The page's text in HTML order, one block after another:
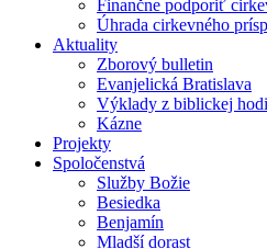
Finančne podporiť
Úhrada cirkevného
Aktuality
Zborový bulletin
Evanjelická Bratislava
Výklady z biblickej
Kázne
Projekty
Spoločenstvá
Služby Božie
Besiedka
Benjamín
Mladší dorast